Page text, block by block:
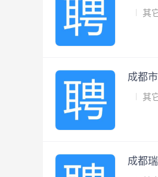
其
成都
其
成都